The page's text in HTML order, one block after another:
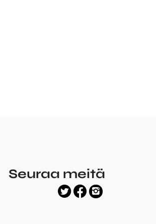
Seuraa meitä
twitter
facebook
instagram